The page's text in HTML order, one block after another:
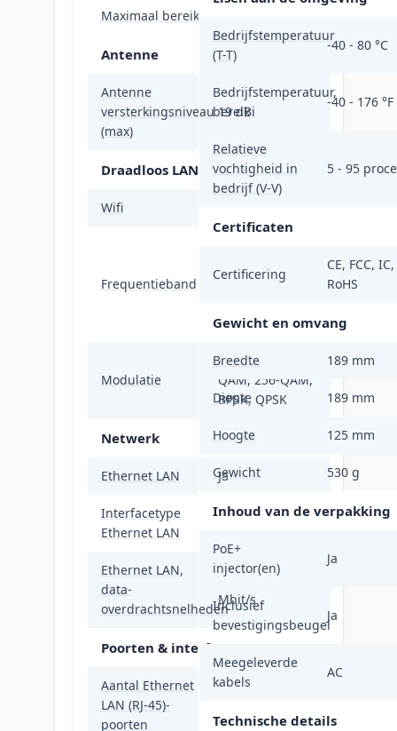
Maximaal bereik
Antenne
Antenne
versterkingsniveau
(max)
19 dBi
Draadloos LAN
Wifi
Frequentieband
- 5.35; 5.47 -
5.85 GHz
Modulatie
16-QAM, 64-
QAM, 256-QAM,
BPSK, QPSK
Netwerk
Ethernet LAN Ja
Interfacetype
Ethernet LAN
Ethernet LAN,
data-
overdrachtsnelheden
10,100,1000
Mbit/s
Poorten & interfaces
Aantal Ethernet
LAN (RJ-45)-
poorten
Bedrijfstemperatuur
(T-T)
-40 - 80 °C
Bedrijfstemperatuur,
bereik
-40 - 176 °F
Relatieve
vochtigheid in
bedrijf (V-V)
5 - 95
Certificaten
Certificering
CE, FCC, IC,
RoHS
Gewicht en omvang
Breedte 189 mm
Diepte 189 mm
Hoogte 125 mm
Gewicht 530 g
Inhoud van de verpakking
PoE+
injector(en)
Ja
Inclusief
bevestigingsbeugel
Ja
Meegeleverde
kabels
AC
Technische details